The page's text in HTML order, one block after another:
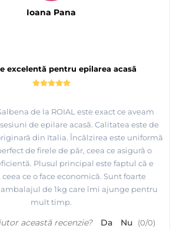
excelentă pentru epilarea acasă
de la ROIAL este exact ce aveam
de epilare acasă. Calitatea este de
din Italia. Încălzirea este uniformă
de firele de păr, ceea ce asigură o
Plusul principal este faptul că e
ce o face economică. Sunt foarte
de 1kg care îmi ajunge pentru
mult timp.
Ioana Pana
această recenzie? Da Nu (0/0)